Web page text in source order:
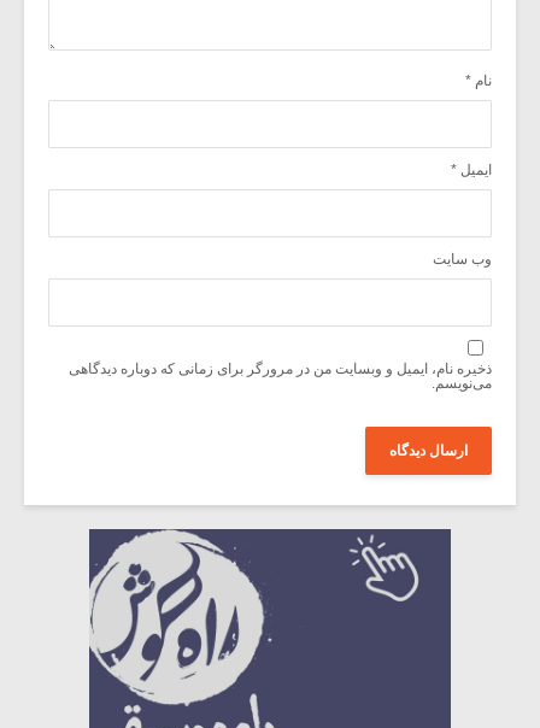
نام *
ایمیل *
وب‌ سایت
ذخیره نام، ایمیل و وبسایت من در مرورگر برای زمانی که دوباره دیدگاهی
می‌نویسم.